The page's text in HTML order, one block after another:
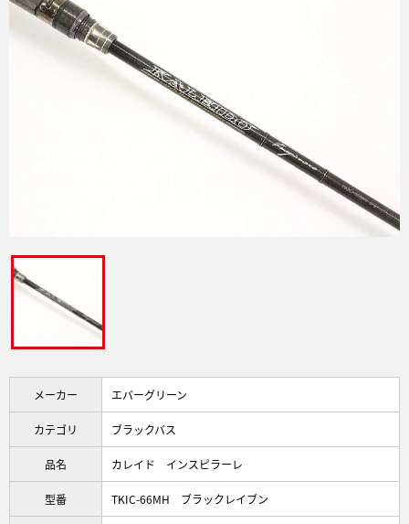
メーカー エバーグリーン
カテゴリ ブラックバス
品名 カレイド インスピラーレ
型番 TKIC-66MH ブラックレイブン